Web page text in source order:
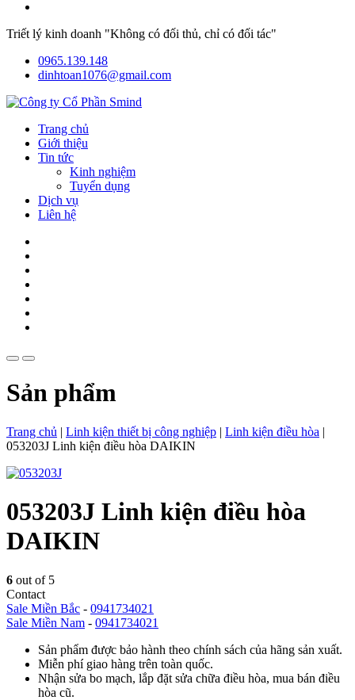
Triết lý kinh doanh "Không có đối thủ, chỉ có đối tác"
0965.139.148
dinhtoan1076@gmail.com
Trang chủ
Giới thiệu
Tin tức
Kinh nghiệm
Tuyển dụng
Dịch vụ
Liên hệ
Sản phẩm
Trang chủ | Linh kiện thiết bị công nghiệp | Linh kiện điều hòa |
053203J Linh kiện điều hòa DAIKIN
053203J Linh kiện điều hòa
DAIKIN
6 out of 5
Contact
Sale Miền Bắc - 0941734021
Sale Miền Nam - 0941734021
Sản phẩm được bảo hành theo chính sách của hãng sản xuất.
Miễn phí giao hàng trên toàn quốc.
Nhận sửa bo mạch, lắp đặt sửa chữa điều hòa, mua bán điều
hòa cũ.